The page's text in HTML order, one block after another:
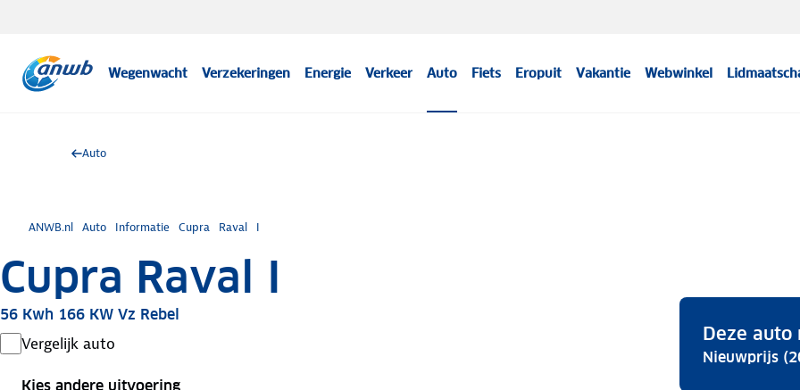
Wegenwacht Verzekeringen Energie Verkeer Auto Fiets Eropuit Vakantie Webwinkel
Auto
ANWB.nl Auto Informatie Cupra Raval I
Cupra Raval I
56 Kwh 166 KW Vz Rebel
Vergelijk auto
Kies andere uitvoering
Deze auto
Nieuwprijs